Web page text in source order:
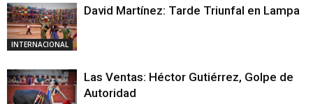
INTERNACIONAL
David Martínez: Tarde Triunfal en Lampa
Las Ventas: Héctor Gutiérrez, Golpe de
Autoridad